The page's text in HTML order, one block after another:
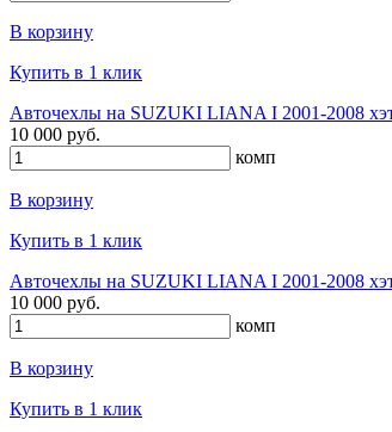
В корзину
Купить в 1 клик
Авточехлы на SUZUKI LIANA I 2001-2008
10 000 руб.
комп
В корзину
Купить в 1 клик
Авточехлы на SUZUKI LIANA I 2001-2008
10 000 руб.
комп
В корзину
Купить в 1 клик